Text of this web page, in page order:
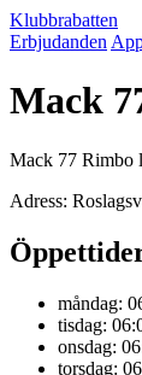
Klubbrabatten
Erbjudanden
Mack
Mack 77 Rimbo
Adress:
måndag:
tisdag:
onsdag:
torsdag: